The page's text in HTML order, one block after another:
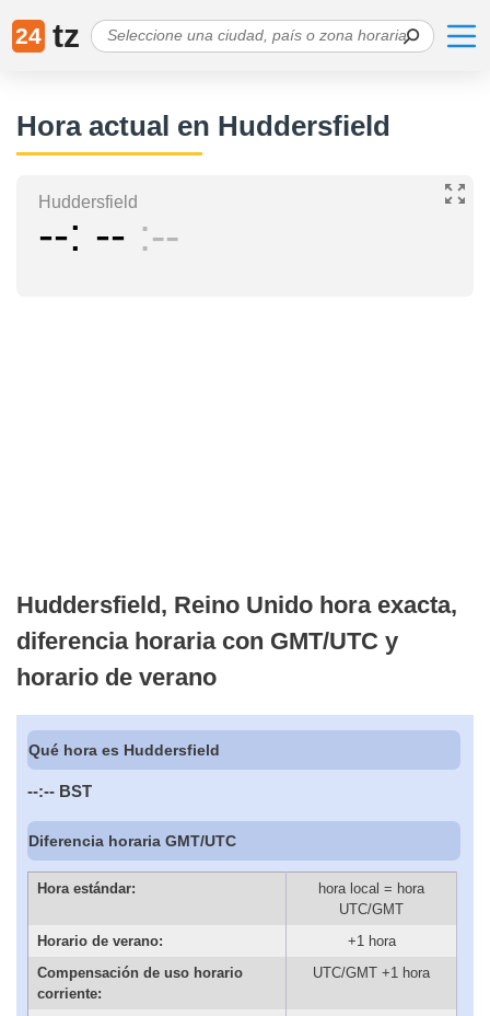
24 tz
Hora actual en Huddersfield
Huddersfield
-- -- --
Huddersfield, Reino Unido hora exacta,
diferencia horaria con GMT/UTC y
horario de verano
Qué hora es Huddersfield
--:-- BST
Diferencia horaria GMT/UTC
Hora estándar:
hora local = hora
UTC/GMT
Horario de verano:
+1 hora
Compensación de uso horario
corriente:
UTC/GMT +1 hora